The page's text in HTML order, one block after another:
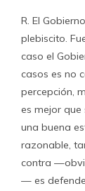
R. El
plebiscito.
caso el
casos es no
percepción,
es mejor
una buena
razonable,
contra
— es